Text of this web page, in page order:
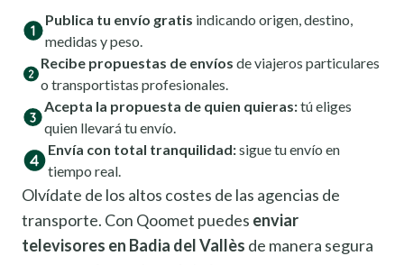
Publica tu envío gratis indicando origen, destino,
medidas y peso.
Recibe propuestas de envíos de viajeros particulares
o transportistas profesionales.
Acepta la propuesta de quien quieras:tú eliges
quien llevará tu envío.
Envía con total tranquilidad:sigue tu envío en
tiempo real.
Olvídate de los altos costes de las agencias de
transporte. Con Qoomet puedes enviar
televisores en Badia del Vallès de manera segura